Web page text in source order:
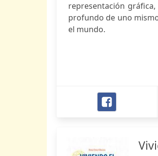
representación
profundo de uno
el mundo.